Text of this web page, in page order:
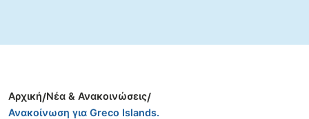
Αρχική/Νέα & Ανακοινώσεις/
Ανακοίνωση για Greco Islands.